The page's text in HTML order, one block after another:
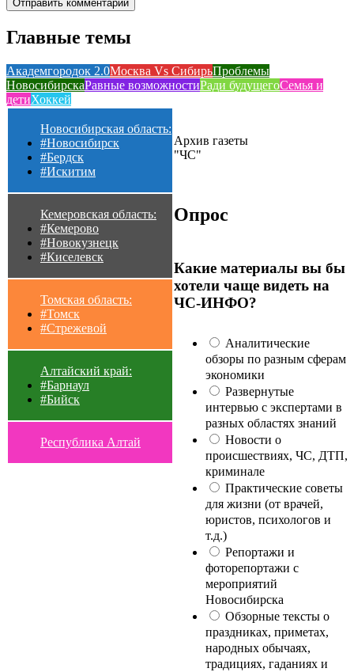
Главные темы
Академгородок 2.0Москва Vs СибирьПроблемы
НовосибирскаРавные возможностиРади будущегоСемья и
детиХоккей
Новосибирская область:
#Новосибирск
#Бердск
#Искитим
Кемеровская область:
#Кемерово
#Новокузнецк
#Киселевск
Томская область:
#Томск
#Стрежевой
Алтайский край:
#Барнаул
#Бийск
Республика Алтай
Архив газеты
"ЧС"
Опрос
Какие материалы вы бы
хотели чаще видеть на
ЧС-ИНФО?
Аналитические
обзоры по разным сферам
экономики
Развернутые
интервью с экспертами в
разных областях знаний
Новости о
происшествиях, ЧС, ДТП,
криминале
Практические советы
для жизни (от врачей,
юристов, психологов и
т.д.)
Репортажи и
фоторепортажи с
мероприятий
Новосибирска
Обзорные тексты о
праздниках, приметах,
народных обычаях,
традициях, гаданиях и